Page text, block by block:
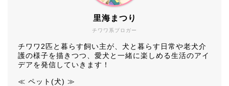
チワワ系ブロガー
里海まつり
チワワ2匹と暮らす飼い主が、犬と暮らす日常や老犬介
護の様子を描きつつ、愛犬と一緒に楽しめる生活のアイ
デアを発信していきます！
≪ ペット(犬) ≫